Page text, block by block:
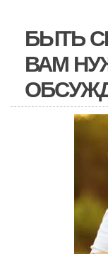
БЫТЬ
ВАМ